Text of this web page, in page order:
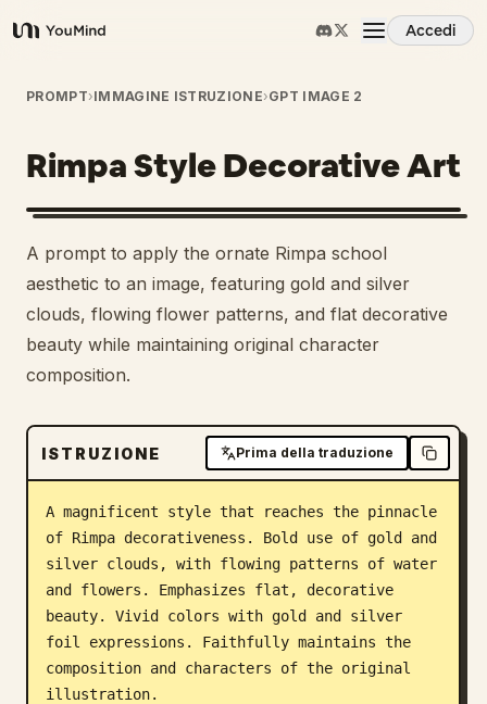
YouMind
Accedi
Panoramica
Casi d'uso
Prompt
Prezzi
Scarica
Blog
Aggiornamenti
PROMPT›IMMAGINE ISTRUZIONE›GPT IMAGE 2
Rimpa Style Decorative Art
A prompt to apply the ornate Rimpa school
aesthetic to an image, featuring gold and silver
clouds, flowing flower patterns, and flat decorative
beauty while maintaining original character
composition.
ISTRUZIONE Prima della traduzione
A magnificent style that reaches the pinnacle
of Rimpa decorativeness. Bold use of gold and
silver clouds, with flowing patterns of water
and flowers. Emphasizes flat, decorative
beauty. Vivid colors with gold and silver
foil expressions. Faithfully maintains the
composition and characters of the original
illustration.